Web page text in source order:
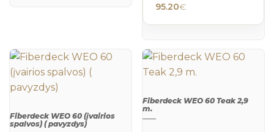
95.20€
Fiberdeck WEO 60 (įvairios
spalvos) ( pavyzdys)
Fiberdeck WEO 60 Teak 2,9
m.